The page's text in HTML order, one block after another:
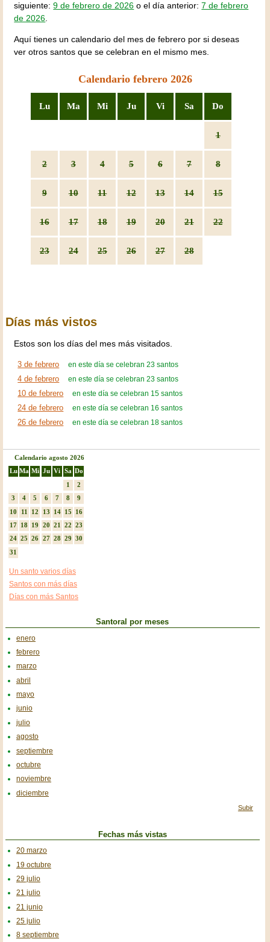
siguiente:9 de febrero de 2026 o el día anterior:7 de febrero
de 2026.
Aquí tienes un calendario del mes de febrero por si deseas
ver otros santos que se celebran en el mismo mes.
Calendario febrero 2026
Lu Ma Mi Ju Vi Sa Do
1
2 3 4 5 6 7 8
9 10 11 12 13 14 15
16 17 18 19 20 21 22
23 24 25 26 27 28
Días más vistos
Estos son los días del mes más visitados.
3 de febrero en este día se celebran 23 santos
4 de febrero en este día se celebran 23 santos
10 de febrero en este día se celebran 15 santos
24 de febrero en este día se celebran 16 santos
26 de febrero en este día se celebran 18 santos
Calendario agosto 2026
Lu Ma Mi Ju Vi Sa Do
1
2
3
4 5 6 7 8
9
10
11 12 13 14 15
16
17 18 19 20 21 22
23
24 25 26 27 28 29
30
31
Un santo varios días
Santos con más días
Días con más Santos
Santoral por meses
enero
febrero
marzo
abril
mayo
junio
julio
agosto
septiembre
octubre
noviembre
diciembre
Subir
Fechas más vistas
20 marzo
19 octubre
29 julio
21 julio
21 junio
25 julio
8 septiembre